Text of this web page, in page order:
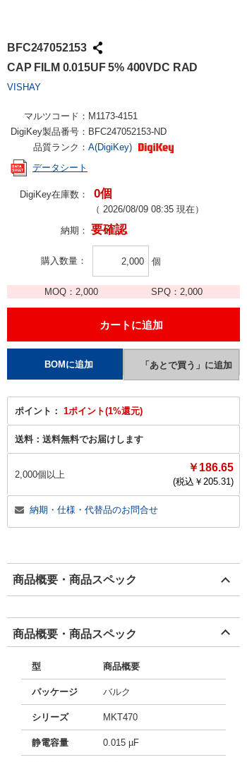
BFC247052153
CAP FILM 0.015UF 5% 400VDC RAD
VISHAY
マルツコード： M1173-4151
DigiKey製品番号： BFC247052153-ND
品質ランク： A(DigiKey)
データシート
DigiKey在庫数： 0個
（ 2026/08/09 08:35 現在）
納期： 要確認
購入数量 個
MOQ： 2,000 SPQ：2,000
ポイント： 1ポイント(1%還元)
送料： 送料無料でお届けします
2,000個以上
￥186.65
(税込￥ 205.31)
納期・仕様・代替品のお問合せ
商品概要・商品スペック
商品概要・商品スペック
型 商品概要
パッケージ バルク
シリーズ MKT470
静電容量 0.015 µF